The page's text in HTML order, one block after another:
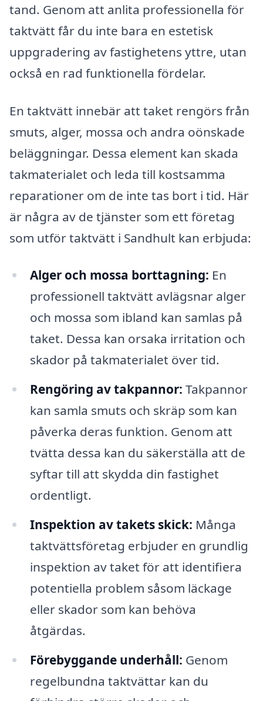
tand. Genom att anlita professionella för
taktvätt får du inte bara en estetisk
uppgradering av fastighetens yttre, utan
också en rad funktionella fördelar.
En taktvätt innebär att taket rengörs från
smuts, alger, mossa och andra oönskade
beläggningar. Dessa element kan skada
takmaterialet och leda till kostsamma
reparationer om de inte tas bort i tid. Här
är några av de tjänster som ett företag
som utför taktvätt i Sandhult kan erbjuda:
Alger och mossa borttagning: En
professionell taktvätt avlägsnar alger
och mossa som ibland kan samlas på
taket. Dessa kan orsaka irritation och
skador på takmaterialet över tid.
Rengöring av takpannor: Takpannor
kan samla smuts och skräp som kan
påverka deras funktion. Genom att
tvätta dessa kan du säkerställa att de
syftar till att skydda din fastighet
ordentligt.
Inspektion av takets skick: Många
taktvättsföretag erbjuder en grundlig
inspektion av taket för att identifiera
potentiella problem såsom läckage
eller skador som kan behöva
åtgärdas.
Förebyggande underhåll: Genom
regelbundna taktvättar kan du